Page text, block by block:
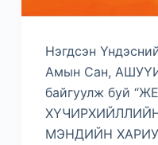
Нэгдсэн
Амын Сан,
байгуулж буй
МЭНДИЙН